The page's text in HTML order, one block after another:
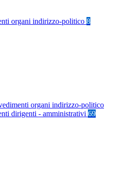
organi indirizzo-politico 8
organi indirizzo-politico
dirigenti - amministrativi 69